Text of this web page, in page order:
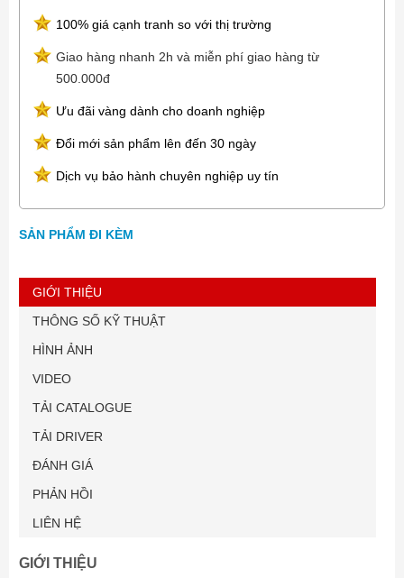
100% giá cạnh tranh so với thị trường
Giao hàng nhanh 2h và miễn phí giao hàng từ
500.000đ
Ưu đãi vàng dành cho doanh nghiệp
Đổi mới sản phẩm lên đến 30 ngày
Dịch vụ bảo hành chuyên nghiệp uy tín
SẢN PHẨM ĐI KÈM
GIỚI THIỆU
THÔNG SỐ KỸ THUẬT
HÌNH ẢNH
VIDEO
TẢI CATALOGUE
TẢI DRIVER
ĐÁNH GIÁ
PHẢN HỒI
LIÊN HỆ
GIỚI THIỆU